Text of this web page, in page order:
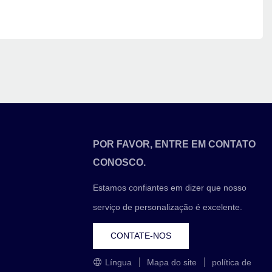
POR FAVOR, ENTRE EM CONTATO
CONOSCO.
Estamos confiantes em dizer que nosso
serviço de personalização é excelente.
CONTATE-NOS
Língua Mapa do site
política de